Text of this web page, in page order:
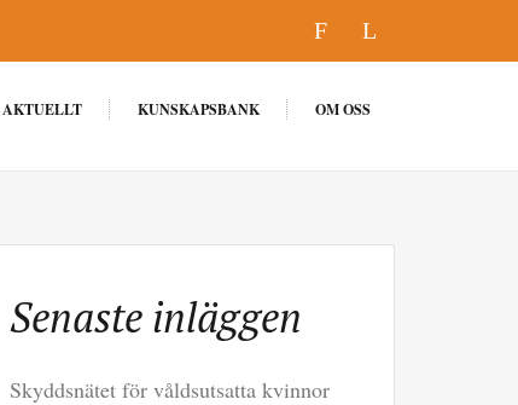
F L
AKTUELLT KUNSKAPSBANK OM OSS
Senaste inläggen
Skyddsnätet för våldsutsatta kvinnor